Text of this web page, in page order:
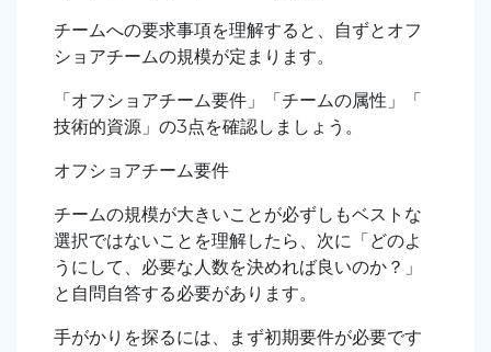
チームへの要求事項を理解すると、自ずとオフ
ショアチームの規模が定まります。
「オフショアチーム要件」「チームの属性」「
技術的資源」の3点を確認しましょう。
オフショアチーム要件
チームの規模が大きいことが必ずしもベストな
選択ではないことを理解したら、次に「どのよ
うにして、必要な人数を決めれば良いのか？」
と自問自答する必要があります。
手がかりを探るには、まず初期要件が必要です